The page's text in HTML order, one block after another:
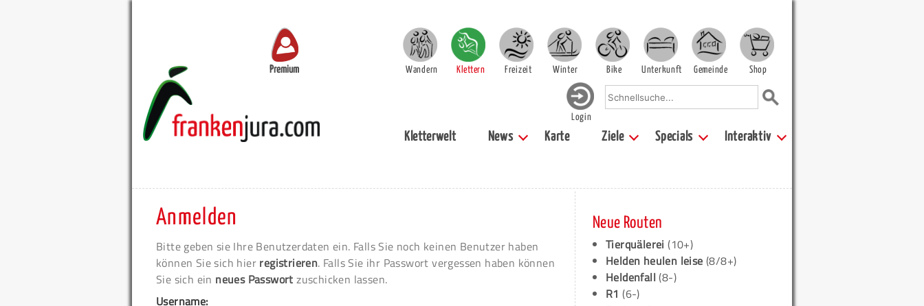
Premium Wandern Klettern Freizeit Winter Bike Unterkunft Gemeinde Shop
Login
Kletterwelt News Karte Ziele Specials Interaktiv
Anmelden
Bitte geben sie Ihre Benutzerdaten ein. Falls Sie noch keinen Benutzer haben
können Sie sich hier registrieren. Falls Sie ihr Passwort vergessen haben können
Sie sich ein neues Passwort zuschicken lassen.
Username:
Neue Routen
Tierquälerei (10+)
Helden heulen leise(8/8+)
Heldenfall(8-)
R1 (6-)